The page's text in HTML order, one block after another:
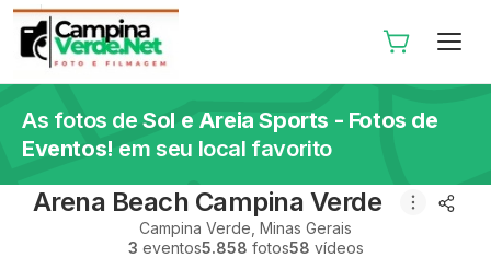
As fotos deSol e Areia Sports - Fotos de
Eventos! em seu local favorito
Arena Beach Campina Verde
Campina Verde Minas Gerais
3 eventos5.858 fotos58 vídeos